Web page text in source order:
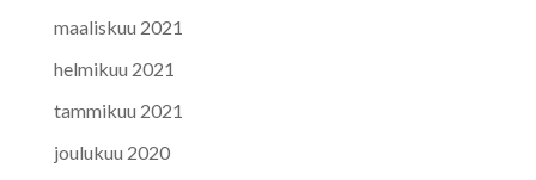
maaliskuu 2021
helmikuu 2021
tammikuu 2021
joulukuu 2020